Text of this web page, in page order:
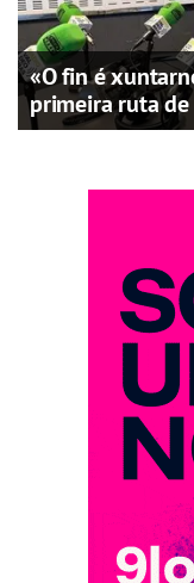
«O fin é
primeira ruta de